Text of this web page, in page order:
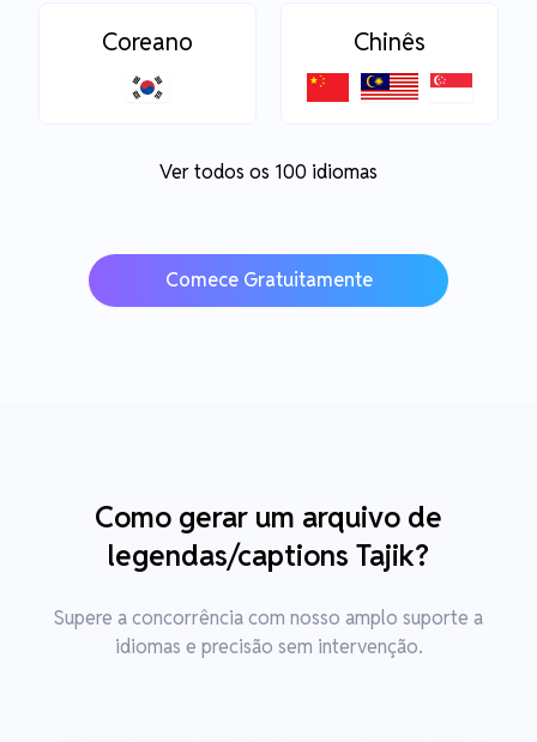
Coreano Chinês
Ver todos os 100 idiomas
Comece Gratuitamente
Como gerar um arquivo de
legendas/captions Tajik?
Supere a concorrência com nosso amplo suporte a
idiomas e precisão sem intervenção.